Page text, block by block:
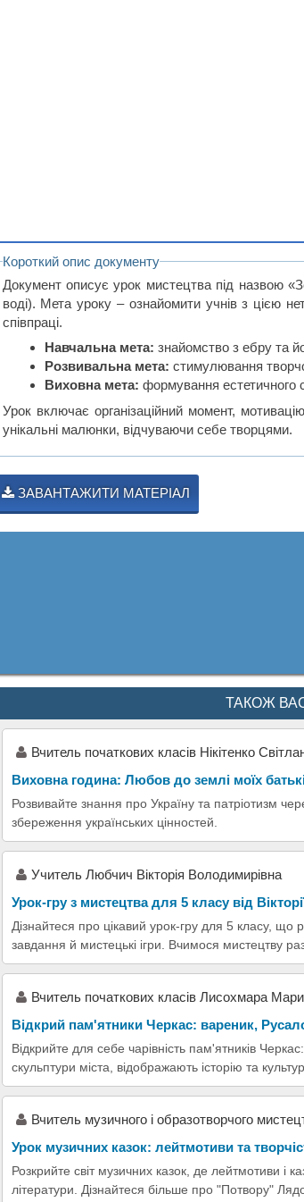
Короткий опис документу
Документ описує урок мистецтва під назвою
воді). Мета уроку – ознайомити учнів з цією
співпраці.
Навчальна мета: знайомство з ебру та
Розвивальна мета: стимулювання
Виховна мета: формування естетичного
Урок включає організаційний момент,
унікальні малюнки, відчуваючи себе творцями.
ЗАВАНТАЖИТИ МАТЕРІАЛ
ТАКОЖ
Вчитель початкових класів Нікітенко
Виховна година: Любов до землі моїх
Розвивайте знання про Україну та патріотизм
збереження українських цінностей.
Учитель Любчич Вікторія Володимирівна
Урок-гру з мистецтва для 5 класу від
Дізнайтеся про цікавий урок-гру для 5 класу, що
завдання й мистецькі ігри. Вчимося мистецтву
Вчитель початкових класів Лисохмара
Відкрий пам'ятники Черкас: вареник,
Відкрийте для себе чарівність пам'ятників
скульптури міста, відображають історію та
Вчитель музичного і образотворчого
Урок музичних казок: лейтмотиви та
Розкрийте світ музичних казок, де лейтмотиви і
літератури. Дізнайтеся більше про "Потвору"